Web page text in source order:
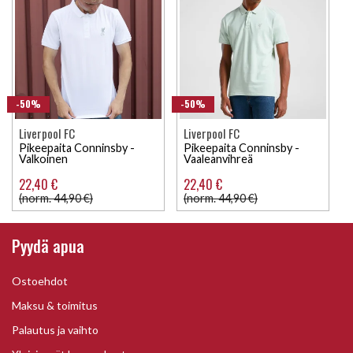
-50%
Liverpool FC
Pikeepaita Conninsby -
Valkoinen
22,40 €
(norm. 44,90 €)
-50%
Liverpool FC
Pikeepaita Conninsby -
Vaaleanvihreä
22,40 €
(norm. 44,90 €)
Pyydä apua
Ostoehdot
Maksu & toimitus
Palautus ja vaihto